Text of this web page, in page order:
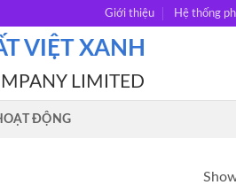
Giới thiệu Hệ thống
VIỆT XANH
LIMITED
ĐỘNG